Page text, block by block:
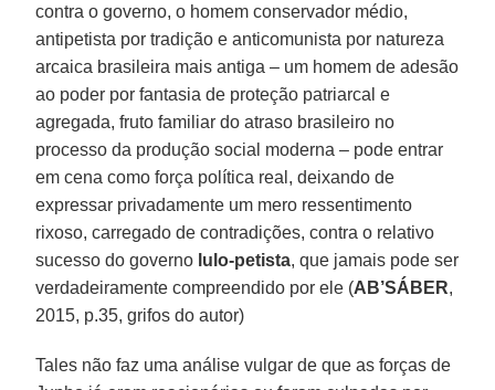
contra o governo, o homem conservador médio,
antipetista por tradição e anticomunista por natureza
arcaica brasileira mais antiga – um homem de adesão
ao poder por fantasia de proteção patriarcal e
agregada, fruto familiar do atraso brasileiro no
processo da produção social moderna – pode entrar
em cena como força política real, deixando de
expressar privadamente um mero ressentimento
rixoso, carregado de contradições, contra o relativo
sucesso do governo lulo-petista, que jamais pode ser
verdadeiramente compreendido por ele (AB’SÁBER,
2015, p.35, grifos do autor)
Tales não faz uma análise vulgar de que as forças de